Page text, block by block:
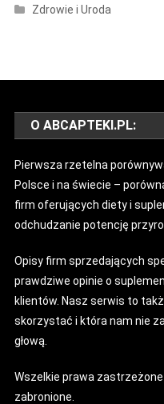
Zdrowie i Uroda
O ABCAPTEKI.PL:
Pierwsza rzetelna
Polsce i na świecie –
firm oferujących diety i
odchudzanie potencję
Opisy firm sprzedających
prawdziwe opinie o
klientów. Nasz serwis to
skorzystać i która nam nie
głową.
Wszelkie prawa
zabronione.